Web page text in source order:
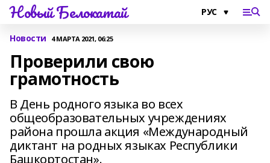
Новый Белокатай
Новости 4 МАРТА 2021, 06:25
Проверили свою
грамотность
В День родного языка во всех
общеобразовательных учреждениях
района прошла акция «Международный
диктант на родных языках Республики
Башкортостан».